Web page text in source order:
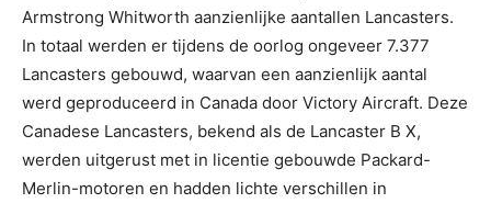
Armstrong Whitworth aanzienlijke aantallen Lancasters.
In totaal werden er tijdens de oorlog ongeveer 7.377
Lancasters gebouwd, waarvan een aanzienlijk aantal
werd geproduceerd in Canada door Victory Aircraft. Deze
Canadese Lancasters, bekend als de Lancaster B X,
werden uitgerust met in licentie gebouwde Packard-
Merlin-motoren en hadden lichte verschillen in